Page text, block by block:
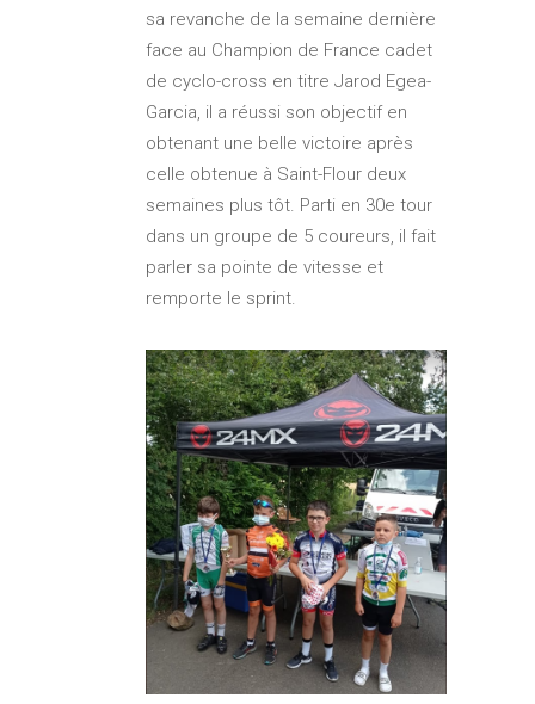
sa revanche de la semaine dernière
face au Champion de France cadet
de cyclo-cross en titre Jarod Egea-
Garcia, il a réussi son objectif en
obtenant une belle victoire après
celle obtenue à Saint-Flour deux
semaines plus tôt. Parti en 30e tour
dans un groupe de 5 coureurs, il fait
parler sa pointe de vitesse et
remporte le sprint.